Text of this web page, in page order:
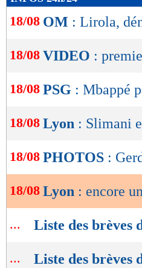
de
lecture
OK
18/08 OM : Lirola,
18/08 VIDEO :
18/08 PSG : Mbappé
18/08 Lyon : Slimani
18/08 PHOTOS :
18/08 Lyon : encore
... Liste des brèves
... Liste des brèves